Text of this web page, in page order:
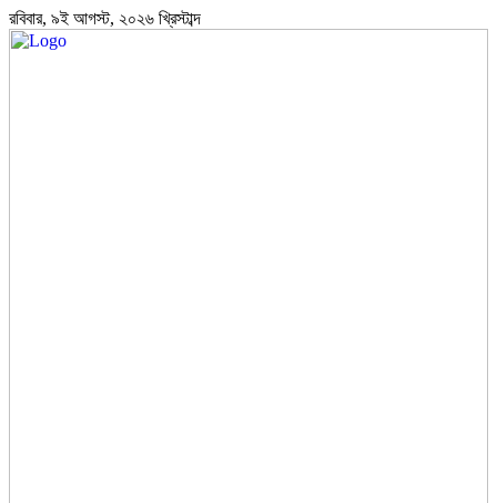
রবিবার, ৯ই আগস্ট, ২০২৬ খ্রিস্টাব্দ